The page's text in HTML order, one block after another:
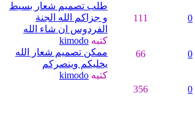
0
111
0
66
0
356
طلب تصميم شعار بسيط
و جزاكم الله الجنة
الفردوس ان شاء الله
كتبه kimodo
ممكن تصميم شعار الله
يخليكم وينصركم
كتبه kimodo